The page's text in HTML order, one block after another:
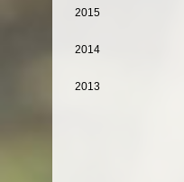
2015
2014
2013